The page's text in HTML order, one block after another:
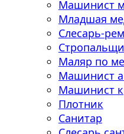
Машинист
Младшая
Слесарь-
Маляр по
Машинист
Машинист
Плотник
Санитар